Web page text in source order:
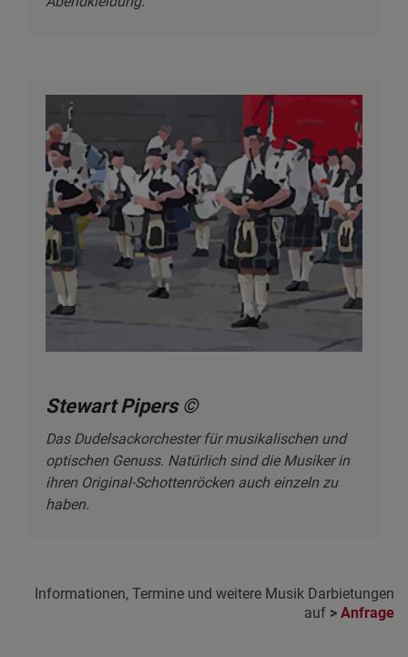
Stewart Pipers ©
Das Dudelsackorchester für musikalischen und
optischen Genuss. Natürlich sind die Musiker in
ihren Original-Schottenröcken auch einzeln zu
haben.
Informationen, Termine und weitere Musik Darbietungen
auf > Anfrage